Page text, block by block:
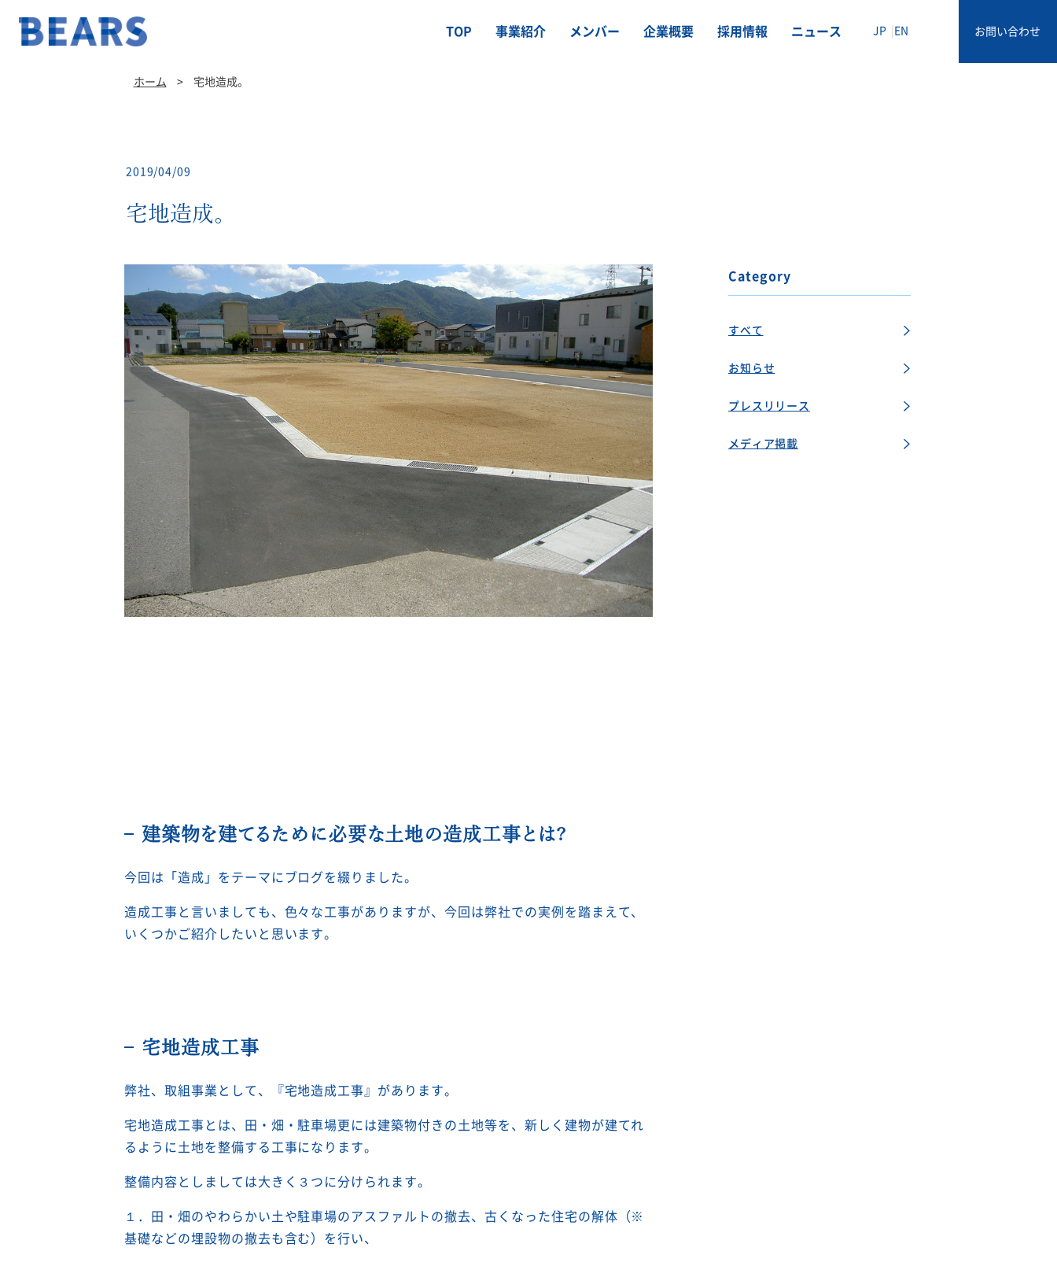
TOP 事業紹介 メンバー 企業概要 採用情報 ニュース EN
JP お問い合わせ
ホーム > 宅地造成。
2019/04/09
宅地造成。
建築物を建てるために必要な土地の造成工事とは?
今回は「造成」をテーマにブログを綴りました。
造成工事と言いましても、色々な工事がありますが、今回は弊社での実例を踏まえて、
いくつかご紹介したいと思います。
宅地造成工事
弊社、取組事業として、『宅地造成工事』があります。
宅地造成工事とは、田・畑・駐車場更には建築物付きの土地等を、新しく建物が建てれ
るように土地を整備する工事になります。
整備内容としましては大きく３つに分けられます。
１．田・畑のやわらかい土や駐車場のアスファルトの撤去、古くなった住宅の解体（※
基礎などの埋設物の撤去も含む）を行い、
Category
すべて
お知らせ
プレスリリース
メディア掲載